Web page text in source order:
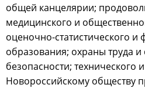
общей канцелярии;
медицинского и
оценочно-статистического
образования; охраны труда
безопасности; технического
Новороссийскому обществу